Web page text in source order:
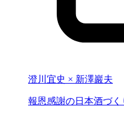
澄川宜史 × 新澤巖夫
報恩感謝の日本酒づく